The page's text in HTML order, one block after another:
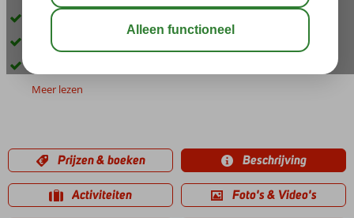
Modern hotel direct aan het strand
Miniclub, speeltuin, kinderbuffet
Meer lezen
Prijzen & boeken Beschrijving
Activiteiten Foto's & Video's